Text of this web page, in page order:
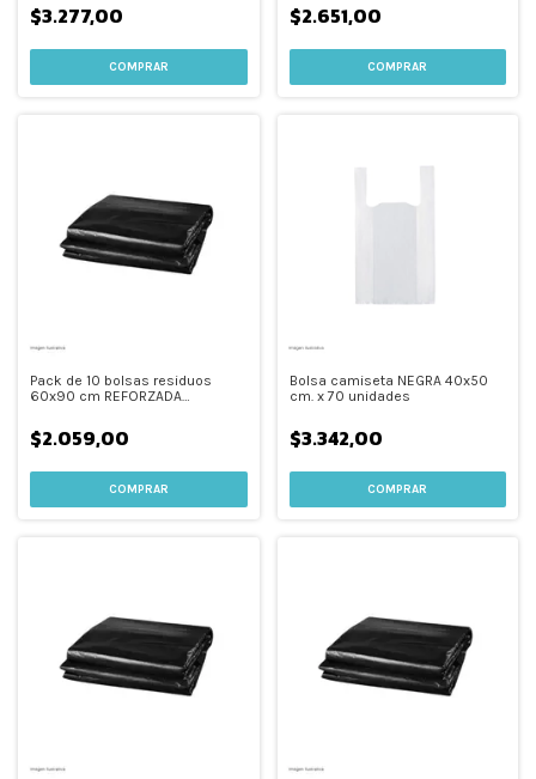
$3.277,00 $2.651,00
Pack de 10 bolsas residuos
60x90 cm REFORZADA
$2.059,00
Bolsa camiseta NEGRA 40x50
cm. x 70 unidades
$3.342,00